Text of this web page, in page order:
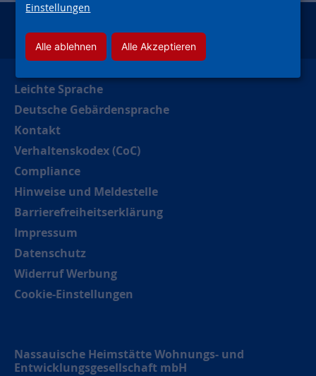
instagramfacebookyoutubelinkedin
Leichte Sprache
Deutsche Gebärdensprache
Kontakt
Verhaltenskodex (CoC)
Compliance
Hinweise und Meldestelle
Barrierefreiheitserklärung
Impressum
Datenschutz
Widerruf Werbung
Cookie-Einstellungen
Nassauische Heimstätte Wohnungs- und
Entwicklungsgesellschaft mbH
Einstellungen
Alle ablehnen Alle Akzeptieren